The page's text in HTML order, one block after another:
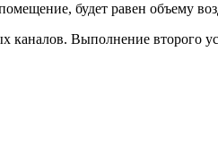
будет равен объему
Выполнение второго